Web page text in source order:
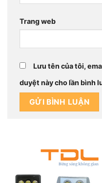
Trang web
Lưu tên của tôi,
duyệt này cho lần bình